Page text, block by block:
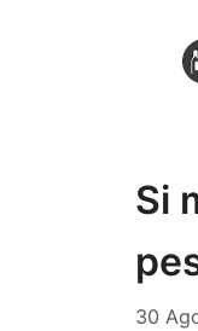
Si
30